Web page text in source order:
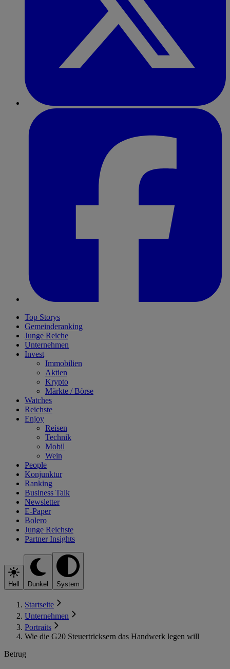
Top Storys
Gemeinderanking
Junge Reiche
Unternehmen
Invest
Immobilien
Aktien
Krypto
Märkte / Börse
Watches
Reichste
Enjoy
Reisen
Technik
Mobil
Wein
People
Konjunktur
Ranking
Business Talk
Newsletter
E-Paper
Bolero
Junge Reichste
Partner Insights
Hell Dunkel System
Startseite
Unternehmen
Portraits
Wie die G20 Steuertricksern das Handwerk legen will
Betrug